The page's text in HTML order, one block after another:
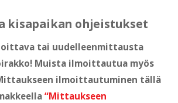
kisapaikan ohjeistukset
tai uudelleenmittausta
Muista ilmoittautua myös
ilmoittautuminen tällä
“Mittaukseen